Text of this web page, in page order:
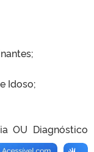
Idoso;
OU Diagnóstico